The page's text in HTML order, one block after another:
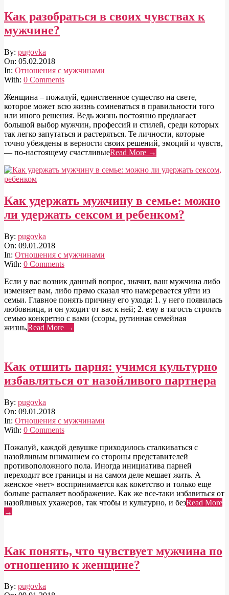
Как разобраться в своих чувствах к
мужчине?
2018-
02-
05
By: pugovka
On: 05.02.2018
In: Отношения с мужчинами
With: 0 Comments
Женщина – пожалуй, единственное существо на свете,
которое может всю жизнь сомневаться в правильности того
или иного решения. Ведь жизнь постоянно предлагает
большой выбор мужчин, профессий и стилей, среди которых
так легко запутаться и растеряться. Те личности, которые
точно убеждены в верности своих решений, эмоций и чувств,
— по-настоящему счастливыеRead More →
Как удержать мужчину в семье: можно
ли удержать сексом и ребенком?
2018-
01-
09
By: pugovka
On: 09.01.2018
In: Отношения с мужчинами
With: 0 Comments
Если у вас возник данный вопрос, значит, ваш мужчина либо
изменяет вам, либо прямо сказал что намеревается уйти из
семьи. Главное понять причину его ухода: 1. у него появилась
любовница, и он уходит от вас к ней; 2. ему в тягость строить
семью конкретно с вами (ссоры, рутинная семейная
жизнь,Read More →
Как отшить парня: учимся культурно
избавляться от назойливого партнера
2018-
01-
09
By: pugovka
On: 09.01.2018
In: Отношения с мужчинами
With: 0 Comments
Пожалуй, каждой девушке приходилось сталкиваться с
назойливым вниманием со стороны представителей
противоположного пола. Иногда инициатива парней
переходит все границы и на самом деле мешает жить. А
женское «нет» воспринимается как кокетство и только еще
больше распаляет воображение. Как же все-таки избавиться от
назойливых ухажеров, так чтобы и культурно, и безRead More
→
Как понять, что чувствует мужчина по
отношению к женщине?
2018-
By: pugovka